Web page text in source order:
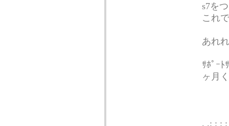
s7を
これ
あれ
ｻﾎﾟｰ
ヶ月
. .: : :